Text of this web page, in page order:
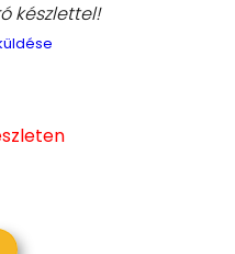
készlettel!